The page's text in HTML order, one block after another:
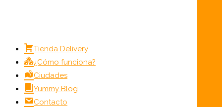
Tienda Delivery
¿Cómo funciona?
Ciudades
Yummy Blog
Contacto